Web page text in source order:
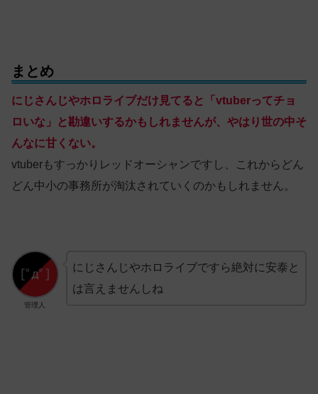
まとめ
にじさんじやホロライブだけ見てると「vtuberってチョ
ロいな」と勘違いするかもしれませんが、やはり世の中そ
んなに甘くない。
vtuberもすっかりレッドオーシャンですし、これからどん
どん中小の事務所が淘汰されていくのかもしれません。
管理人
にじさんじやホロライブですら絶対に安泰と
は言えませんしね